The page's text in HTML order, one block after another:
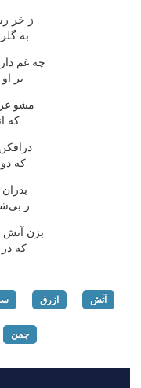
ز خر
به
چه غم
بر
مشو
كه
كه
ز
بزن آتش
كه در
آتش ازرق
چمن